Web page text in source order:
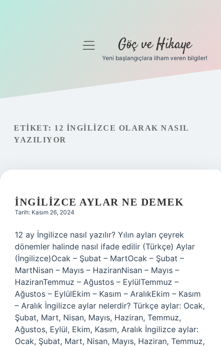
Gizlilik Politikası
Hakkımızda
menüyü
Göç ve Hikaye
Yeni başlangıçlara ilham veren bilgiler!
ETIKET: 12 İNGILIZCE OLARAK NASIL
YAZILIYOR
İNGILIZCE AYLAR NE DEMEK
Tarih: Kasım 26, 2024
12 ay İngilizce nasıl yazılır? Yılın ayları çeyrek
dönemler halinde nasıl ifade edilir (Türkçe) Aylar
(İngilizce)Ocak – Şubat – MartOcak – Şubat –
MartNisan – Mayıs – HaziranNisan – Mayıs –
HaziranTemmuz – Ağustos – EylülTemmuz –
Ağustos – EylülEkim – Kasım – AralıkEkim – Kasım
– Aralık İngilizce aylar nelerdir? Türkçe aylar: Ocak,
Şubat, Mart, Nisan, Mayıs, Haziran, Temmuz,
Ağustos, Eylül, Ekim, Kasım, Aralık İngilizce aylar:
Ocak, Şubat, Mart, Nisan, Mayıs, Haziran, Temmuz,